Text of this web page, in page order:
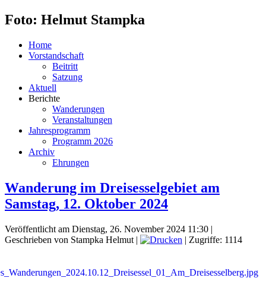
Foto: Helmut Stampka
Home
Vorstandschaft
Beitritt
Satzung
Aktuell
Berichte
Wanderungen
Veranstaltungen
Jahresprogramm
Programm 2026
Archiv
Ehrungen
Wanderung im Dreisesselgebiet am
Samstag, 12. Oktober 2024
Veröffentlicht am Dienstag, 26. November 2024 11:30 |
Geschrieben von Stampka Helmut | | Zugriffe: 1114